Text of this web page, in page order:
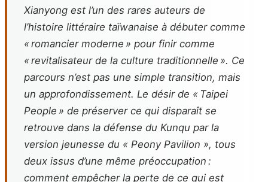
Xianyong est l’un des rares auteurs de
l’histoire littéraire taïwanaise à débuter comme
« romancier moderne » pour finir comme
« revitalisateur de la culture traditionnelle ». Ce
parcours n’est pas une simple transition, mais
un approfondissement. Le désir de « Taipei
People » de préserver ce qui disparaît se
retrouve dans la défense du Kunqu par la
version jeunesse du « Peony Pavilion », tous
deux issus d’une même préoccupation :
comment empêcher la perte de ce qui est